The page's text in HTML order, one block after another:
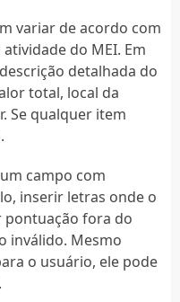
variar de acordo com
do MEI. Em
detalhada do
total, local da
Se qualquer item
campo com
inserir letras onde o
pontuação fora do
inválido. Mesmo
o usuário, ele pode